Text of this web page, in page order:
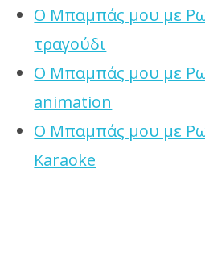
Ο Μπαμπάς μου με
τραγούδι
Ο Μπαμπάς μου με
animation
Ο Μπαμπάς μου με
Karaoke